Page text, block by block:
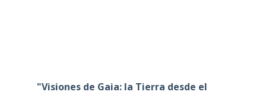
"Visiones de Gaia: la Tierra desde el